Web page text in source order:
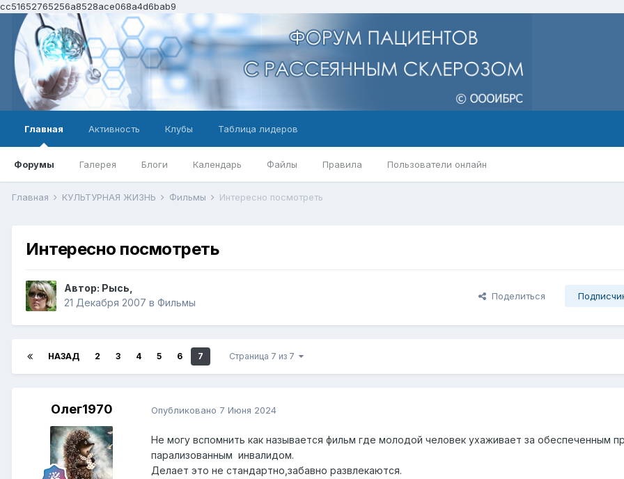
cc51652765256a8528ace068a4d6bab9
Главная
Форумы Галерея Блоги Календарь Файлы Правила Пользователи онлайн
Активность Клубы Таблица лидеров
Главная КУЛЬТУРНАЯ ЖИЗНЬ Фильмы Интересно посмотреть
Интересно посмотреть
Автор: Рысь
21 Декабря 2007 в Фильмы
Поделиться
НАЗАД 2 3 4 5 6 7 Страница 7 из 7
Олег1970 Опубликовано 7 Июня 2024
Не могу вспомнить как называется фильм где молодой человек ухаживает за обеспеченным
парализованным инвалидом.
Делает это не стандартно,забавно развлекаются.